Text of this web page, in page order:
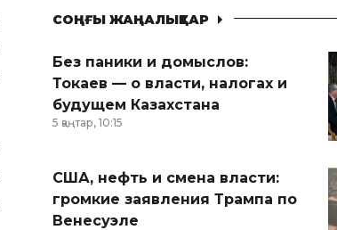
СОҢҒЫ ЖАҢАЛЫҚТАР
Без паники и домыслов:
Токаев — о власти, налогах и
будущем Казахстана
5 қаңтар, 10:15
США, нефть и смена власти:
громкие заявления Трампа по
Венесуэле